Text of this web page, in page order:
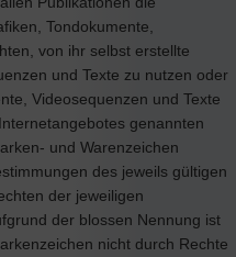
Tondokumente,
von ihr selbst erstellte
und Texte zu nutzen oder
Videosequenzen und Texte
genannten
und Warenzeichen
des jeweils gültigen
der jeweiligen
der blossen Nennung ist
nicht durch Rechte